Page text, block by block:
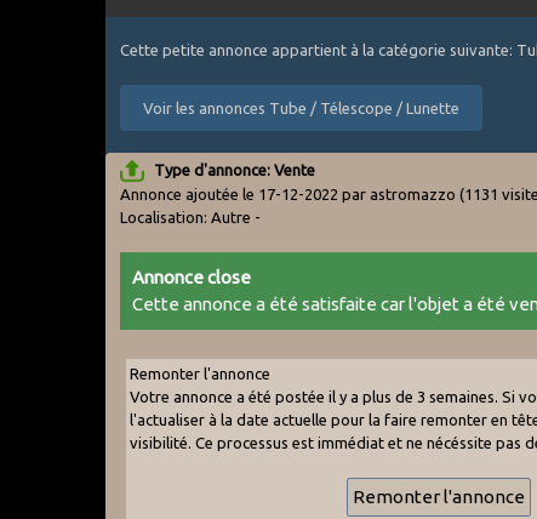
Cette petite annonce appartient à la catégorie suivante:
Voir les annonces Tube / Télescope / Lunette
Type d'annonce: Vente
Annonce ajoutée le 17-12-2022 par astromazzo(1131
Localisation: Autre -
Annonce close
Cette annonce a été satisfaite car l'objet a été
Remonter l'annonce
Votre annonce a été postée il y a plus de 3 semaines. Si
l'actualiser à la date actuelle pour la faire remonter en
visibilité. Ce processus est immédiat et ne nécéssite pas